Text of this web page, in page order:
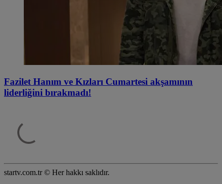
Fazilet Hanım ve Kızları Cumartesi akşamının
liderliğini bırakmadı!
startv.com.tr © Her hakkı saklıdır.